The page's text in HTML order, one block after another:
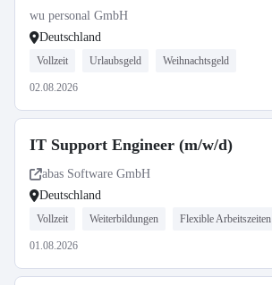
wu personal GmbH
Deutschland
Vollzeit Urlaubsgeld Weihnachtsgeld
02.08.2026
IT Support Engineer (m/w/d)
abas Software GmbH
Deutschland
Vollzeit Weiterbildungen Flexible Arbeitszeiten
01.08.2026